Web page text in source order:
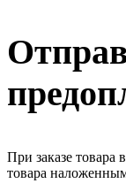
При заказе товара
товара